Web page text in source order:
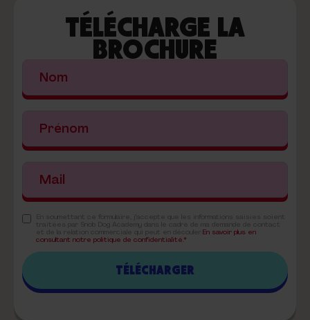
TÉLÉCHARGE LA
BROCHURE
En savoir plus en
consultant notre politique de confidentialité.*